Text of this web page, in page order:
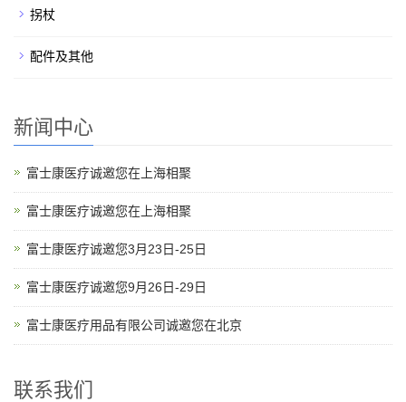
拐杖
配件及其他
新闻中心
富士康医疗诚邀您在上海相聚
富士康医疗诚邀您在上海相聚
富士康医疗诚邀您3月23日-25日
富士康医疗诚邀您9月26日-29日
富士康医疗用品有限公司诚邀您在北京
联系我们